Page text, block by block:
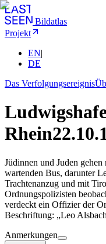
Bildatlas
Projekt
EN|
DE
Das Verfolgungsereignis
Rhein
Jüdinnen und Juden
wartenden Bus, darunter
Trachtenanzug und mit
Ordnungspolizisten
verdeckt ein Offizier der
Beschriftung: „Leo
Anmerkungen